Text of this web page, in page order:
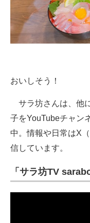
おいしそう！
サラ坊さんは、他
子をYouTubeチャン
中。情報や日常はX
信しています。
「サラ坊TV